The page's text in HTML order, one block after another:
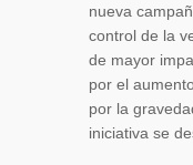
nueva
control de la
de mayor
por el
por la
iniciativa se